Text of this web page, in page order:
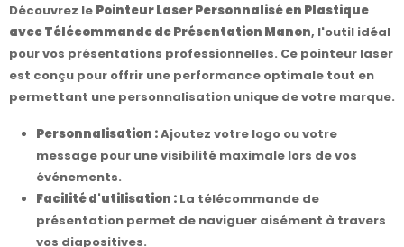
Découvrez le Pointeur Laser Personnalisé en Plastique
avec Télécommande de Présentation Manon, l'outil idéal
pour vos présentations professionnelles. Ce pointeur laser
est conçu pour offrir une performance optimale tout en
permettant une personnalisation unique de votre marque.
Personnalisation :Ajoutez votre logo ou votre
message pour une visibilité maximale lors de vos
événements.
Facilité d'utilisation : La télécommande de
présentation permet de naviguer aisément à travers
vos diapositives.